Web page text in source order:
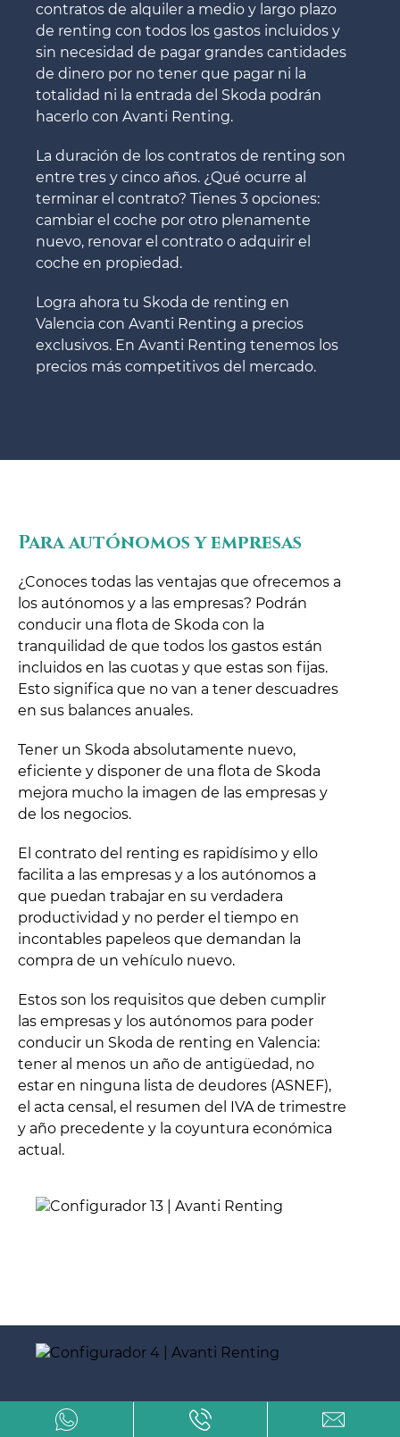
contratos de alquiler a medio y largo plazo
de renting con todos los gastos incluidos y
sin necesidad de pagar grandes cantidades
de dinero por no tener que pagar ni la
totalidad ni la entrada del Skoda podrán
hacerlo con Avanti Renting.
La duración de los contratos de renting son
entre tres y cinco años. ¿Qué ocurre al
terminar el contrato? Tienes 3 opciones:
cambiar el coche por otro plenamente
nuevo, renovar el contrato o adquirir el
coche en propiedad.
Logra ahora tu Skoda de renting en
Valencia con Avanti Renting a precios
exclusivos. En Avanti Renting tenemos los
precios más competitivos del mercado.
Para autónomos y empresas
¿Conoces todas las ventajas que ofrecemos a
los autónomos y a las empresas? Podrán
conducir una flota de Skoda con la
tranquilidad de que todos los gastos están
incluidos en las cuotas y que estas son fijas.
Esto significa que no van a tener descuadres
en sus balances anuales.
Tener un Skoda absolutamente nuevo,
eficiente y disponer de una flota de Skoda
mejora mucho la imagen de las empresas y
de los negocios.
El contrato del renting es rapidísimo y ello
facilita a las empresas y a los autónomos a
que puedan trabajar en su verdadera
productividad y no perder el tiempo en
incontables papeleos que demandan la
compra de un vehículo nuevo.
Estos son los requisitos que deben cumplir
las empresas y los autónomos para poder
conducir un Skoda de renting en Valencia:
tener al menos un año de antigüedad, no
estar en ninguna lista de deudores (ASNEF),
el acta censal, el resumen del IVA de trimestre
y año precedente y la coyuntura económica
actual.